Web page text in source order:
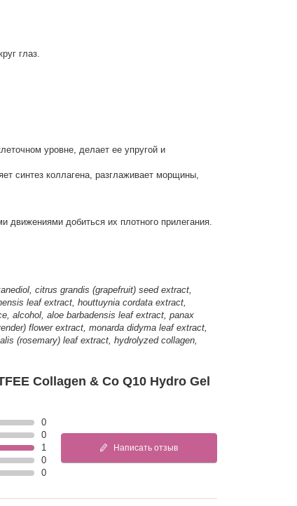
глаз.
уровне, делает ее упругой и
синтез коллагена, разглаживает морщины,
движениями добиться их плотного прилегания.
citrus grandis (grapefruit) seed extract,
leaf extract, houttuynia cordata extract,
alcohol, aloe barbadensis leaf extract, panax
flower extract, monarda didyma leaf extract,
(rosemary) leaf extract, hydrolyzed collagen,
Collagen & Co Q10 Hydro Gel
0
0
1
0
0
Написать отзыв